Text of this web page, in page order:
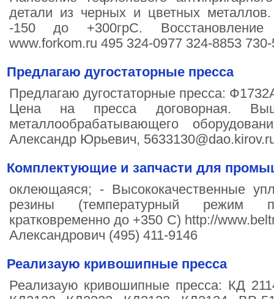
детали из черных и цветных металлов.
-150 до +300грС. Восстановление
www.forkom.ru 495 324-0977 324-8853
Предлагаю дугостаторные пресса
Предлагаю дугостаторные пресса:
Цена на пресса договорная.
металлообрабатывающего
Александр Юрьевич,
Комплектующие и запчасти для
оклеющаяся; - Высококачественные
резины (температурный режим
кратковременно до +350 С) http://
Александрович (495) 411-9146
Реализаую кривошипные пресса
Реализаую кривошипные пресса: КД